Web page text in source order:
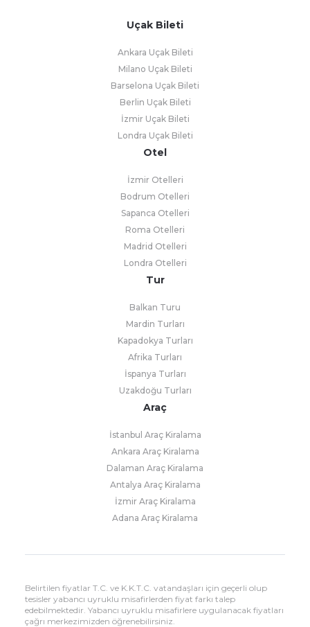
Uçak Bileti
Ankara Uçak Bileti
Milano Uçak Bileti
Barselona Uçak Bileti
Berlin Uçak Bileti
İzmir Uçak Bileti
Londra Uçak Bileti
Otel
İzmir Otelleri
Bodrum Otelleri
Sapanca Otelleri
Roma Otelleri
Madrid Otelleri
Londra Otelleri
Tur
Balkan Turu
Mardin Turları
Kapadokya Turları
Afrika Turları
İspanya Turları
Uzakdoğu Turları
Araç
İstanbul Araç Kiralama
Ankara Araç Kiralama
Dalaman Araç Kiralama
Antalya Araç Kiralama
İzmir Araç Kiralama
Adana Araç Kiralama
Belirtilen fiyatlar T.C. ve K.K.T.C. vatandaşları için geçerli olup
tesisler yabancı uyruklu misafirlerden fiyat farkı talep
edebilmektedir. Yabancı uyruklu misafirlere uygulanacak fiyatları
çağrı merkezimizden öğrenebilirsiniz.